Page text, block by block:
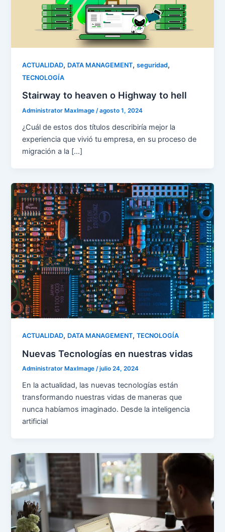
ACTUALIDAD, DATA MANAGEMENT,seguridad,
TECNOLOGÍA
Stairway to heaven o Highway to hell
Administrator MaxImage/agosto 1, 2024
¿Cuál de estos dos títulos describiría mejor la
experiencia que vivió tu empresa, en su proceso de
migración a la […]
ACTUALIDAD, DATA MANAGEMENT,TECNOLOGÍA
Nuevas Tecnologías en nuestras vidas
Administrator MaxImage/julio 24, 2024
En la actualidad, las nuevas tecnologías están
transformando nuestras vidas de maneras que
nunca habíamos imaginado. Desde la inteligencia
artificial